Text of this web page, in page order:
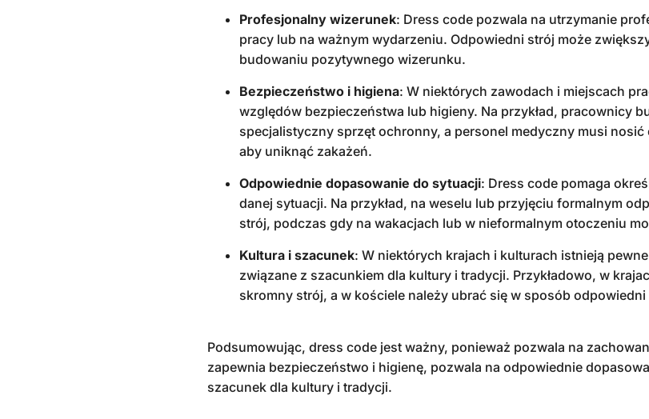
Profesjonalny wizerunek: Dress code pozwala na utrzymanie
pracy lub na ważnym wydarzeniu. Odpowiedni strój może
budowaniu pozytywnego wizerunku.
Bezpieczeństwo i higiena: W niektórych zawodach i miejscach
względów bezpieczeństwa lub higieny. Na przykład, pracownicy
specjalistyczny sprzęt ochronny, a personel medyczny musi
aby uniknąć zakażeń.
Odpowiednie dopasowanie do sytuacji: Dress code pomaga
danej sytuacji. Na przykład, na weselu lub przyjęciu formalnym
strój, podczas gdy na wakacjach lub w nieformalnym otoczeniu
Kultura i szacunek: W niektórych krajach i kulturach istnieją
związane z szacunkiem dla kultury i tradycji. Przykładowo, w
skromny strój, a w kościele należy ubrać się w sposób
Podsumowując, dress code jest ważny, ponieważ pozwala na
zapewnia bezpieczeństwo i higienę, pozwala na odpowiednie
szacunek dla kultury i tradycji.